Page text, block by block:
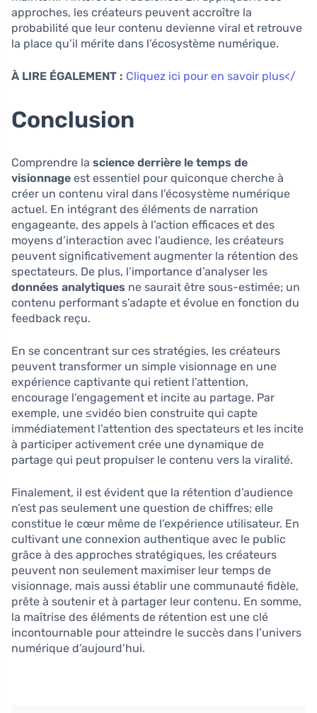
approches, les créateurs peuvent accroître la
probabilité que leur contenu devienne viral et retrouve
la place qu’il mérite dans l’écosystème numérique.
À LIRE ÉGALEMENT : Cliquez ici pour en savoir plus</
Conclusion
Comprendre la science derrière le temps de
visionnage est essentiel pour quiconque cherche à
créer un contenu viral dans l’écosystème numérique
actuel. En intégrant des éléments de narration
engageante, des appels à l’action efficaces et des
moyens d’interaction avec l’audience, les créateurs
peuvent significativement augmenter la rétention des
spectateurs. De plus, l’importance d’analyser les
données analytiques ne saurait être sous-estimée; un
contenu performant s’adapte et évolue en fonction du
feedback reçu.
En se concentrant sur ces stratégies, les créateurs
peuvent transformer un simple visionnage en une
expérience captivante qui retient l’attention,
encourage l’engagement et incite au partage. Par
exemple, une ≤vidéo bien construite qui capte
immédiatement l’attention des spectateurs et les incite
à participer activement crée une dynamique de
partage qui peut propulser le contenu vers la viralité.
Finalement, il est évident que la rétention d’audience
n’est pas seulement une question de chiffres; elle
constitue le cœur même de l’expérience utilisateur. En
cultivant une connexion authentique avec le public
grâce à des approches stratégiques, les créateurs
peuvent non seulement maximiser leur temps de
visionnage, mais aussi établir une communauté fidèle,
prête à soutenir et à partager leur contenu. En somme,
la maîtrise des éléments de rétention est une clé
incontournable pour atteindre le succès dans l’univers
numérique d’aujourd’hui.